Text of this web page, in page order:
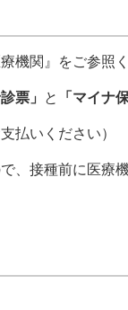
機関』をご参照
票」 と 「マイナ
払いください）
接種前に医療機